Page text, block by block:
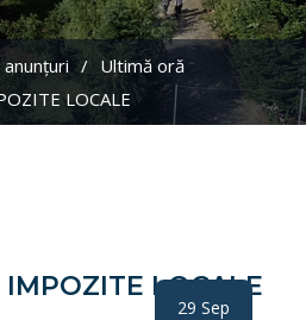
Ultimă oră
LOCALE
LOCALE
29 Sep